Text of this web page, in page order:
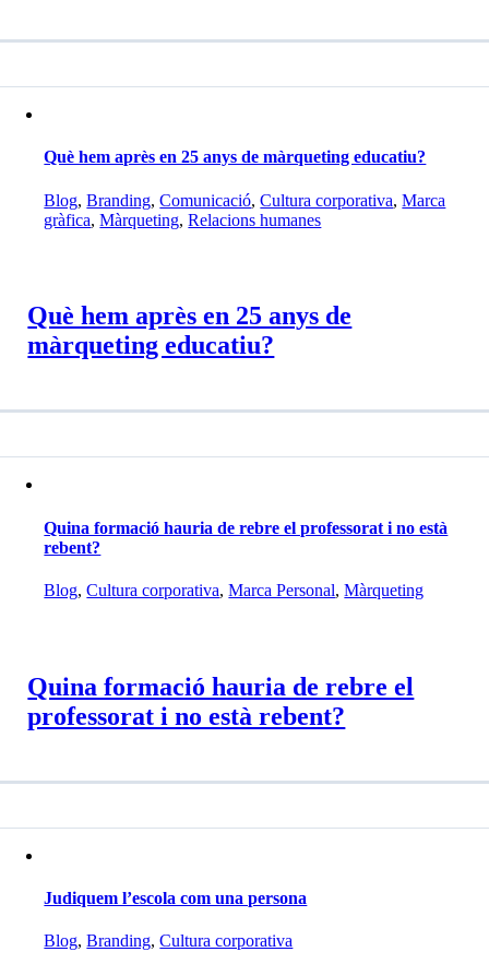
Què hem après en 25 anys de màrqueting educatiu?
Blog,Branding,Comunicació,Cultura corporativa,Marca
gràfica,Màrqueting,Relacions humanes
Què hem après en 25 anys de
màrqueting educatiu?
Quina formació hauria de rebre el professorat i no està
rebent?
Blog,Cultura corporativa,Marca Personal,Màrqueting
Quina formació hauria de rebre el
professorat i no està rebent?
Judiquem l’escola com una persona
Blog,Branding,Cultura corporativa